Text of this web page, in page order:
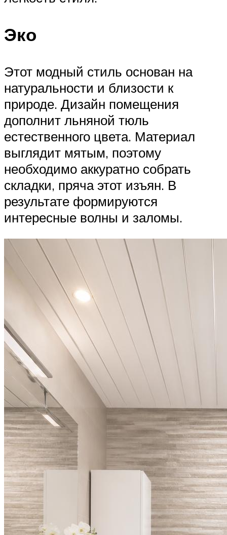
Эко
Этот модный стиль основан на
натуральности и близости к
природе. Дизайн помещения
дополнит льняной тюль
естественного цвета. Материал
выглядит мятым, поэтому
необходимо аккуратно собрать
складки, пряча этот изъян. В
результате формируются
интересные волны и заломы.